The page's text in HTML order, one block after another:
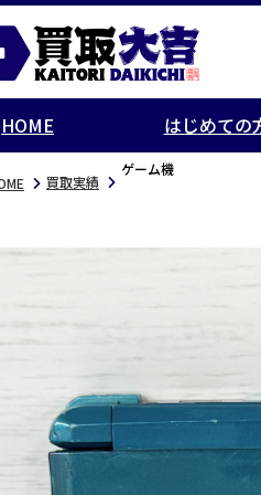
HOME はじめての
買取実績
ゲーム機